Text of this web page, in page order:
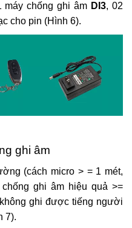
máy chống ghi âm DI3, 02
cho pin (Hình 6).
ghi âm
(cách micro > = 1 mét,
ghi âm hiệu quả >=
ghi được tiếng người
7).